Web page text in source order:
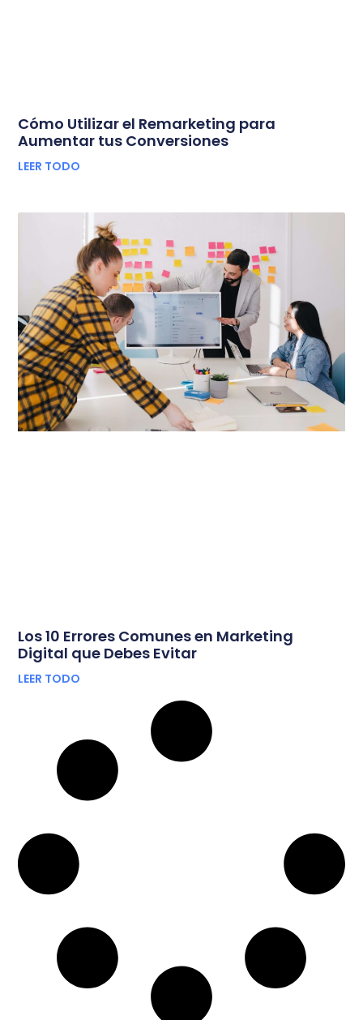
Cómo Utilizar el Remarketing para
Aumentar tus Conversiones
LEER TODO
Los 10 Errores Comunes en Marketing
Digital que Debes Evitar
LEER TODO